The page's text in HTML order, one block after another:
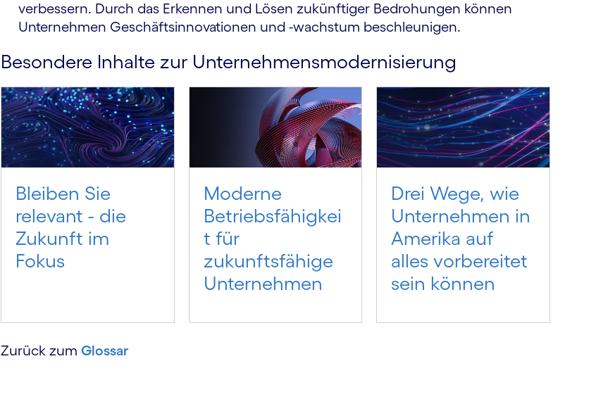
verbessern. Durch das Erkennen und Lösen zukünftiger Bedrohungen können
Unternehmen Geschäftsinnovationen und -wachstum beschleunigen.
Besondere Inhalte zur Unter­nehmens­modernisierung
Bleiben Sie
relevant - die
Zukunft im
Fokus
Moderne
Betriebsfähigkei
t für
zukunftsfähige
Unternehmen
Drei Wege, wie
Unternehmen in
Amerika auf
alles vorbereitet
sein können
Zurück zum Glossar